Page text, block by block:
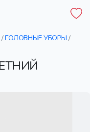
/ГОЛОВНЫЕ УБОРЫ /